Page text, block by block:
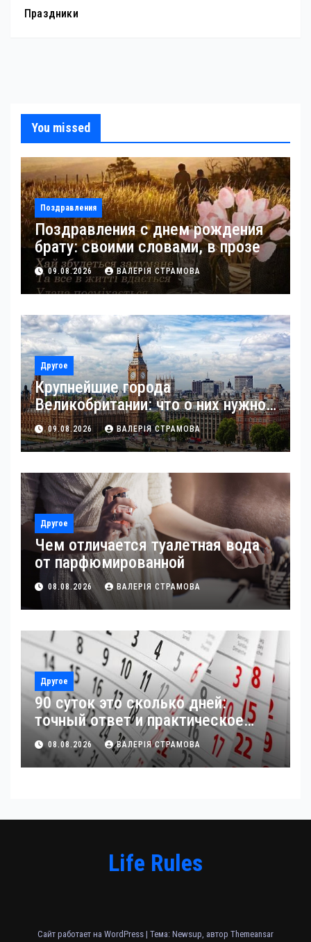
Праздники
You missed
Поздравления
Поздравления с днем рождения
брату: своими словами, в прозе
09.08.2026 ВАЛЕРІЯ СТРАМОВА
Другое
Крупнейшие города
Великобритании: что о них нужно
знать
09.08.2026 ВАЛЕРІЯ СТРАМОВА
Другое
Чем отличается туалетная вода
от парфюмированной
08.08.2026 ВАЛЕРІЯ СТРАМОВА
Другое
90 суток это сколько дней:
точный ответ и практическое
применение
08.08.2026 ВАЛЕРІЯ СТРАМОВА
Life Rules
Сайт работает на WordPress | Тема: Newsup, автор Themeansar